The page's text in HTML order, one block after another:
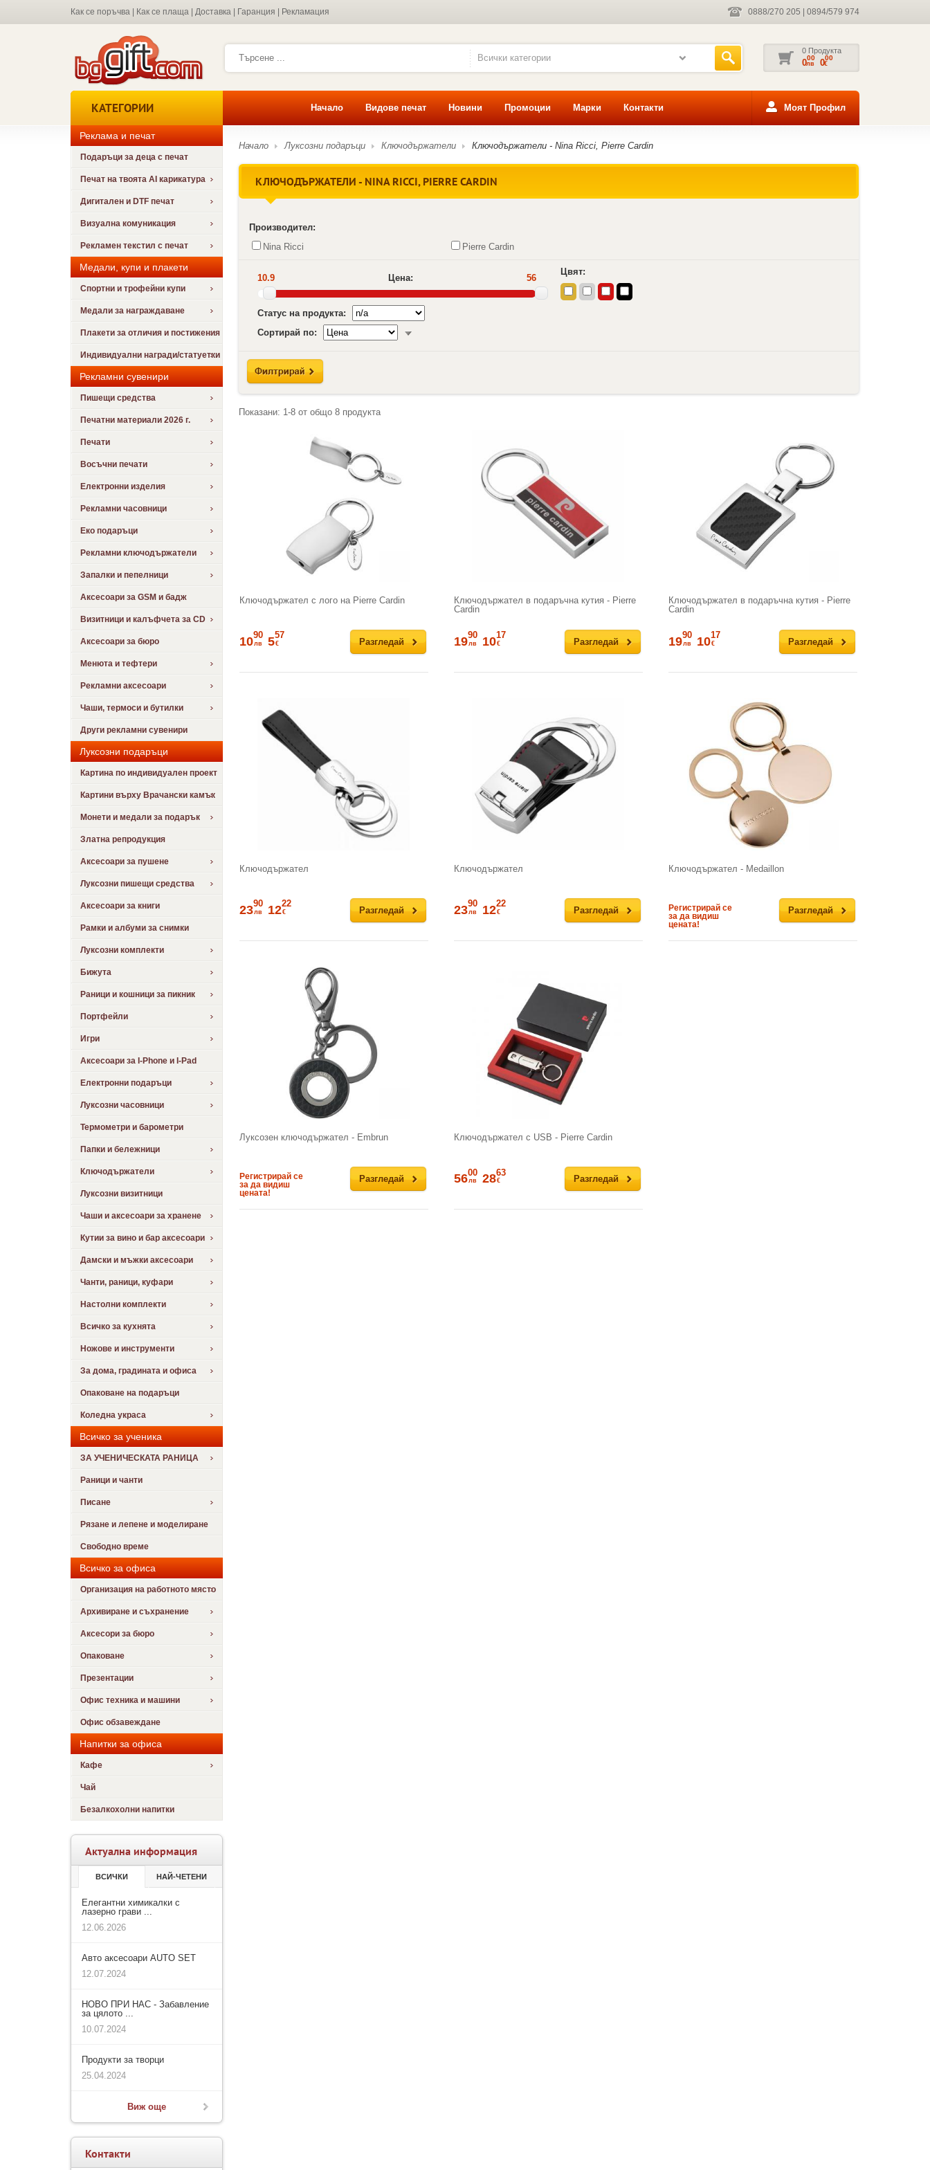
0888/270 205 0894/579 974
Как се поръчва Как се плаща Доставка Гаранция Рекламация
Всички категории
0 Продукта
000
лв 000
€
КАТЕГОРИИ Начало Видове печат Новини Промоции Марки Контакти Моят Профил
Реклама и печат
Подаръци за деца с печат
Печат на твоята AI карикатура
Дигитален и DTF печат
Визуална комуникация
Рекламен текстил с печат
Медали, купи и плакети
Спортни и трофейни купи
Медали за награждаване
Плакети за отличия и постижения
Индивидуални награди/статуетки
Рекламни сувенири
Пишещи средства
Печатни материали 2026 г.
Печати
Восъчни печати
Електронни изделия
Рекламни часовници
Еко подаръци
Рекламни ключодържатели
Запалки и пепелници
Аксесоари за GSM и бадж
Визитници и калъфчета за CD
Аксесоари за бюро
Менюта и тефтери
Рекламни аксесоари
Чаши, термоси и бутилки
Други рекламни сувенири
Луксозни подаръци
Картина по индивидуален проект
Картини върху Врачански камък
Монети и медали за подарък
Златна репродукция
Аксесоари за пушене
Луксозни пишещи средства
Аксесоари за книги
Рамки и албуми за снимки
Луксозни комплекти
Бижута
Раници и кошници за пикник
Портфейли
Игри
Аксесоари за I-Phone и I-Pad
Електронни подаръци
Луксозни часовници
Термометри и барометри
Папки и бележници
Ключодържатели
Луксозни визитници
Чаши и аксесоари за хранене
Кутии за вино и бар аксесоари
Дамски и мъжки аксесоари
Чанти, раници, куфари
Настолни комплекти
Всичко за кухнята
Ножове и инструменти
За дома, градината и офиса
Опаковане на подаръци
Коледна украса
Всичко за ученика
ЗА УЧЕНИЧЕСКАТА РАНИЦА
Раници и чанти
Писане
Рязане и лепене и моделиране
Свободно време
Всичко за офиса
Организация на работното място
Архивиране и съхранение
Аксесори за бюро
Опаковане
Презентации
Офис техника и машини
Офис обзавеждане
Напитки за офиса
Кафе
Чай
Безалкохолни напитки
Актуална информация
ВСИЧКИ НАЙ-ЧЕТЕНИ
Елегантни химикалки с
лазерно грави ...
12.06.2026
Авто аксесоари AUTO SET
12.07.2024
НОВО ПРИ НАС - Забавление
за цялото ...
10.07.2024
Продукти за творци
25.04.2024
Виж още
Контакти
Начало Луксозни подаръци Ключодържатели Ключодържатели - Nina Ricci, Pierre Cardin
КЛЮЧОДЪРЖАТЕЛИ - NINA RICCI, PIERRE CARDIN
Производител:
Nina Ricci
Pierre Cardin
10.9 Цена: 56
Статус на продукта:
Сортирай по:
Цвят:
Показани: 1-8от общо 8продукта
Ключодържател с лого на Pierre Cardin
Разгледай
1090
лв 557
€
Ключодържател в подаръчна кутия - Pierre
Cardin
Разгледай
1990
лв 1017
€
Ключодържател в подаръчна кутия - Pierre
Cardin
Разгледай
1990
лв 1017
€
Ключодържател
Разгледай
2390
лв 1222
€
Ключодържател
Разгледай
2390
лв 1222
€
Ключодържател - Medaillon
Разгледай
Регистрирай се
за да видиш
цената!
Луксозен ключодържател - Embrun
Разгледай
Регистрирай се
за да видиш
цената!
Ключодържател с USB - Pierre Cardin
Разгледай
5600
лв 2863
€